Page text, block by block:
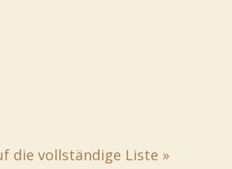
die vollständige Liste »